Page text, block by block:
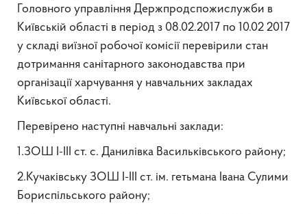
Головного управління Держпродспожислужби в
Київській області в період з 08.02.2017 по 10.02 2017
у складі виїзної робочої комісії перевірили стан
дотримання санітарного законодавства при
організації харчування у навчальних закладах
Київської області.
Перевірено наступні навчальні заклади:
1.ЗОШ І-ІІІ ст. с. Данилівка Васильківського району;
2.Кучаківську ЗОШ І-ІІІ ст. ім. гетьмана Івана Сулими
Бориспільського району;